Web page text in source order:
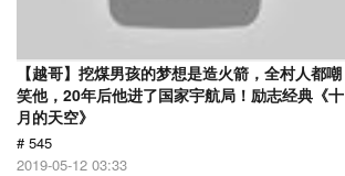
【越哥】挖煤男孩的梦想是造火箭，全村人都嘲
笑他，20年后他进了国家宇航局！励志经典《十
月的天空》
# 545
2019-05-12 03:33